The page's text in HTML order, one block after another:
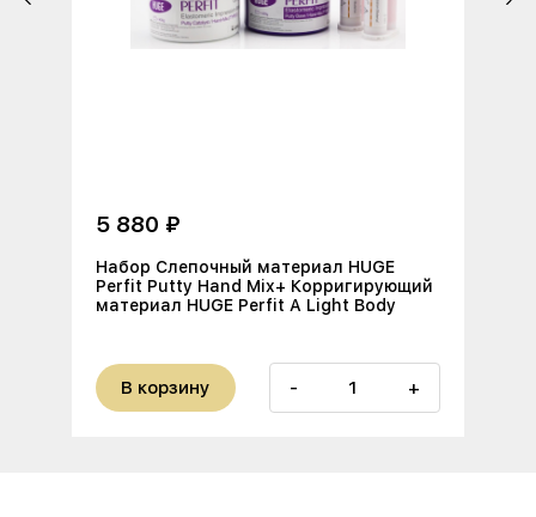
5 880 ₽
Набор Слепочный материал HUGE
Perfit Putty Hand Mix+ Корригирующий
материал HUGE Perfit A Light Body
В корзину - +